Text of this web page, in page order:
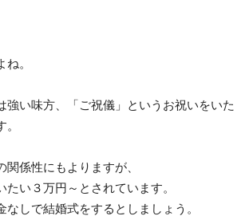
。
強い味方、「ご祝儀」というお祝いをいた
関係性にもよりますが、
たい３万円～とされています。
なしで結婚式をするとしましょう。